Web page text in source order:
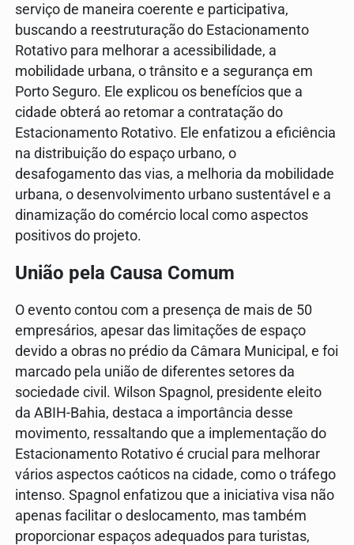
serviço de maneira coerente e participativa,
buscando a reestruturação do Estacionamento
Rotativo para melhorar a acessibilidade, a
mobilidade urbana, o trânsito e a segurança em
Porto Seguro. Ele explicou os benefícios que a
cidade obterá ao retomar a contratação do
Estacionamento Rotativo. Ele enfatizou a eficiência
na distribuição do espaço urbano, o
desafogamento das vias, a melhoria da mobilidade
urbana, o desenvolvimento urbano sustentável e a
dinamização do comércio local como aspectos
positivos do projeto.
União pela Causa Comum
O evento contou com a presença de mais de 50
empresários, apesar das limitações de espaço
devido a obras no prédio da Câmara Municipal, e foi
marcado pela união de diferentes setores da
sociedade civil. Wilson Spagnol, presidente eleito
da ABIH-Bahia, destaca a importância desse
movimento, ressaltando que a implementação do
Estacionamento Rotativo é crucial para melhorar
vários aspectos caóticos na cidade, como o tráfego
intenso. Spagnol enfatizou que a iniciativa visa não
apenas facilitar o deslocamento, mas também
proporcionar espaços adequados para turistas,